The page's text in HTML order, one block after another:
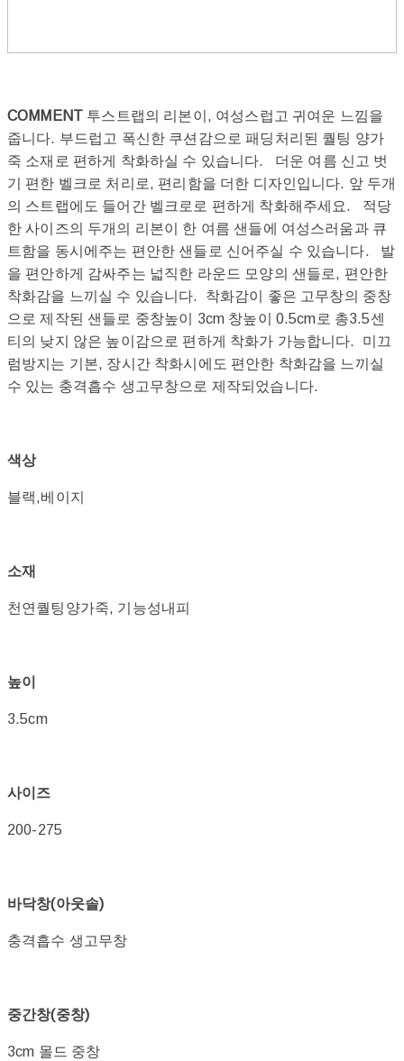
COMMENT 투스트랩의 리본이, 여성스럽고 귀여운 느낌을
줍니다. 부드럽고 폭신한 쿠션감으로 패딩처리된 퀄팅 양가
죽 소재로 편하게 착화하실 수 있습니다. 더운 여름 신고 벗
기 편한 벨크로 처리로, 편리함을 더한 디자인입니다. 앞 두개
의 스트랩에도 들어간 벨크로로 편하게 착화해주세요. 적당
한 사이즈의 두개의 리본이 한 여름 샌들에 여성스러움과 큐
트함을 동시에주는 편안한 샌들로 신어주실 수 있습니다. 발
을 편안하게 감싸주는 넓직한 라운드 모양의 샌들로, 편안한
착화감을 느끼실 수 있습니다. 착화감이 좋은 고무창의 중창
으로 제작된 샌들로 중창높이 3cm 창높이 0.5cm로 총3.5센
티의 낮지 않은 높이감으로 편하게 착화가 가능합니다. 미끄
럼방지는 기본, 장시간 착화시에도 편안한 착화감을 느끼실
수 있는 충격흡수 생고무창으로 제작되었습니다.
색상
블랙,베이지
소재
천연퀄팅양가죽, 기능성내피
높이
3.5cm
사이즈
200-275
바닥창(아웃솔)
충격흡수 생고무창
중간창(중창)
3cm 몰드 중창